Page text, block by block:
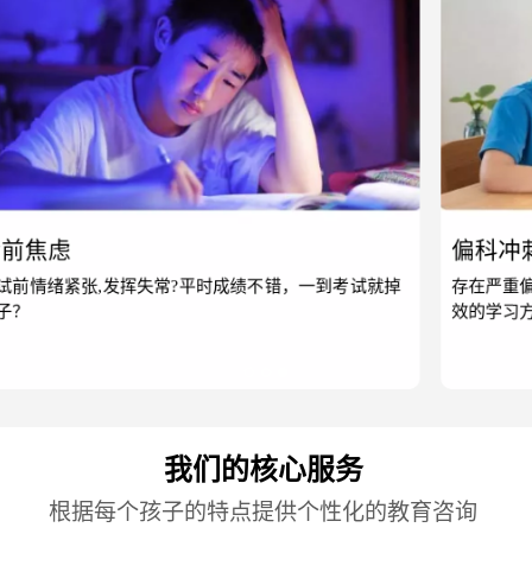
偏科冲刺
存在严重偏科现象，某些科目成绩始终上不去？找不到有
我们的核心服务
根据每个孩子的特点提供个性化的教育咨询